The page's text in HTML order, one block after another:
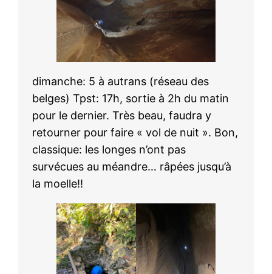
dimanche: 5 à autrans (réseau des
belges) Tpst: 17h, sortie à 2h du matin
pour le dernier. Très beau, faudra y
retourner pour faire « vol de nuit ». Bon,
classique: les longes n’ont pas
survécues au méandre… râpées jusqu’à
la moelle!!